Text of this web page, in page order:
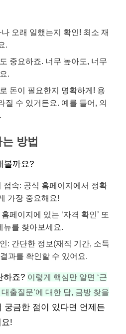
오래 일했는지 확인! 최소 재
.
중요하죠. 너무 높아도, 너무
.
돈이 필요한지 명확하게! 용
질 수 있거든요. 예를 들어, 의
방법
볼까요?
접속: 공식 홈페이지에서 정확
가장 중요해요!
페이지에 있는 ‘자격 확인’ 또
뉴를 찾아보세요.
: 간단한 정보(재직 기간, 소득
과를 확인할 수 있어요.
하죠? 이렇게 핵심만 알면 ‘근
출질문’에 대한 답, 금방 찾을
궁금한 점이 있다면 언제든
!